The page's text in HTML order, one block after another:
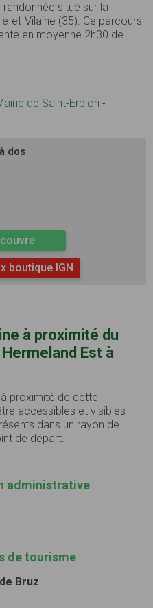
situé sur la
et-Vilaine (35). Ce parcours
en moyenne 2h30 de
de Saint-Erblon -
dos
boutique IGN
à proximité du
Est à
à proximité de cette
accessibles et visibles
dans un rayon de
de départ.
administrative
de tourisme
Bruz